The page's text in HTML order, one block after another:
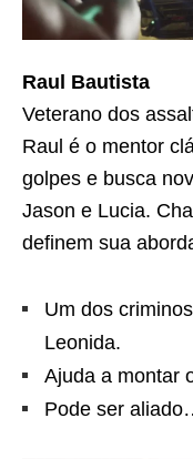
Raul Bautista
Veterano dos
Raul é o mentor
golpes e busca
Jason e Lucia.
definem sua
Um dos
Leonida.
Ajuda a montar
Pode ser